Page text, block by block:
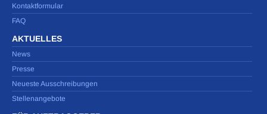
Kontaktformular
FAQ
AKTUELLES
News
Presse
Neueste Ausschreibungen
Stellenangebote